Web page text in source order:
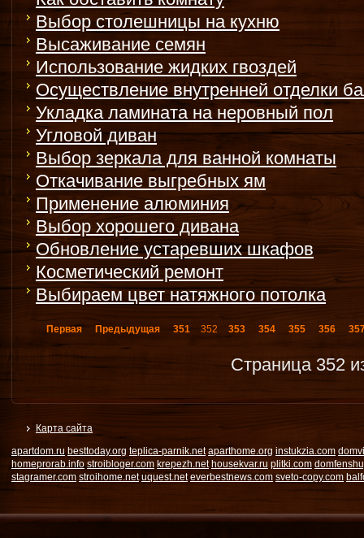
Выбор столешницы на кухню
Высаживание семян
Использование жидких гвоздей
Осуществление внутренней отделки
Укладка ламината на неровный пол
Угловой диван
Выбор зеркала для ванной комнаты
Откачивание выгребных ям
Применение алюминия
Выбор хорошего дивана
Обновление устаревших шкафов
Косметический ремонт
Выбираем цвет натяжного потолка
Первая Предыдущая 351 352 353 354 355 356
Страница 352
Карта сайта
apartdom.ru besttoday.org teplica-parnik.net aparthome.org instukzia.com
homeprorab.info stroibloger.com krepezh.net housekvar.ru plitki.com
stagramer.com stroihome.net uquest.net everbestnews.com sveto-copy.com